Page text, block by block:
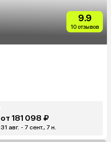
9.9
10 отзывов
от 181 098 ₽
31 авг. - 7 сент., 7 н.